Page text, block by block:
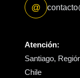
@
Atención:
Santiago,
Chile